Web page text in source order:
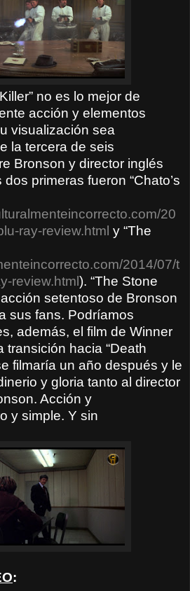
no es lo mejor de
acción y elementos
visualización sea
la tercera de seis
Bronson y director inglés
primeras fueron “Chato’s
20
ray-review.html y “The
2014/07/t
review.html). “The Stone
setentoso de Bronson
sus fans. Podríamos
además, el film de Winner
transición hacia “Death
filmaría un año después y le
y gloria tanto al director
Acción y
y simple. Y sin
: